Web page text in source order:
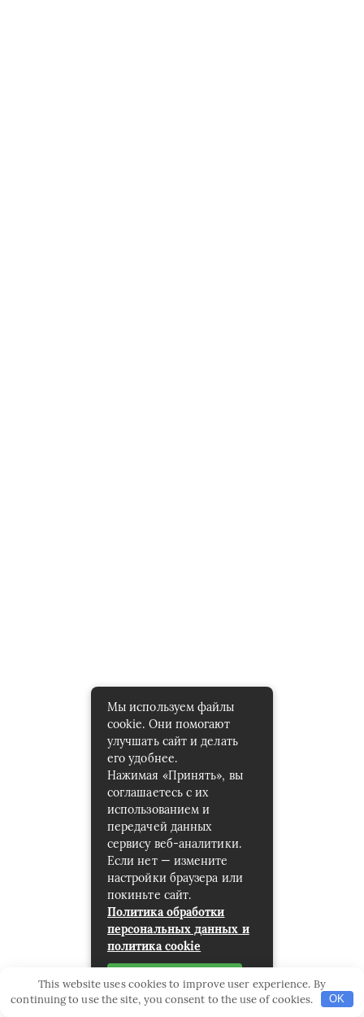
Мы используем файлы
cookie. Они помогают
улучшать сайт и делать
его удобнее.
Нажимая «Принять», вы
соглашаетесь с их
использованием и
передачей данных
сервису веб-аналитики.
Если нет — измените
настройки браузера или
покиньте сайт.
Политика обработки
персональных данных и
политика cookie
This website uses cookies to improve user experience. By
continuing to use the site, you consent to the use of cookies.
OK